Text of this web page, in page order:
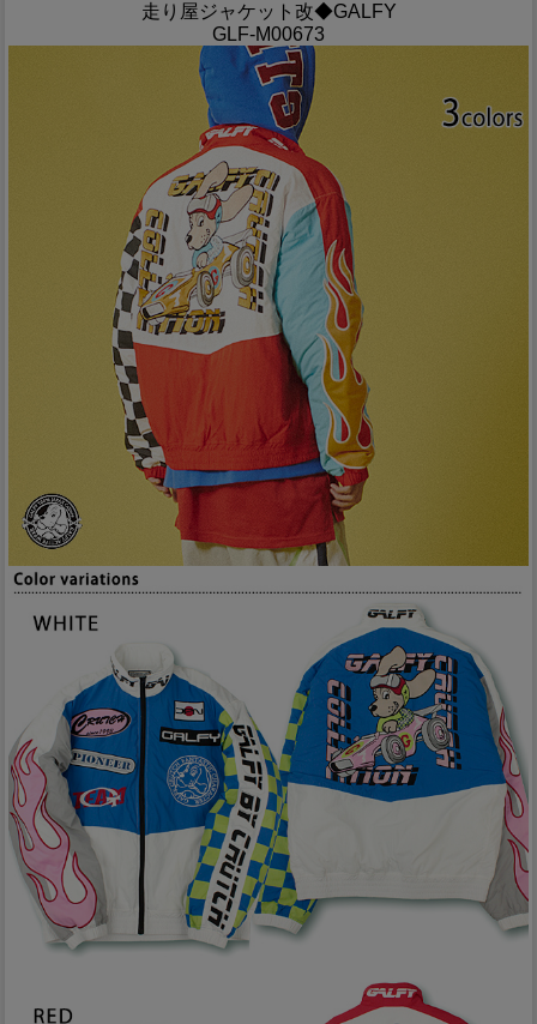
走り屋ジャケット改◆GALFY
GLF-M00673